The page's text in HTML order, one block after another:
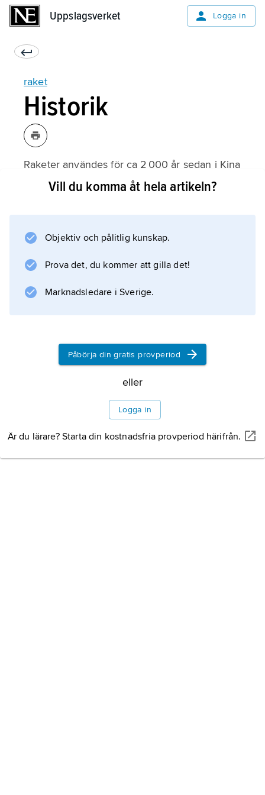
Uppslagsverket Logga in
raket
Historik
Raketer användes för ca 2 000 år sedan i Kina
och Indien både i fyrverkerier och som
pyroteknik
). Dessa tidiga raketer använde svartkrut som
träkol och svavel. Den första vätskeraketen
långdistansrobotarna utvecklades
Information om artikeln
Vill du komma åt hela artikeln?
Objektiv och pålitlig kunskap.
Prova det, du kommer att gilla det!
Marknadsledare i Sverige.
Påbörja din gratis provperiod
eller
Logga in
Är du lärare? Starta din kostnadsfria provperiod härifrån.